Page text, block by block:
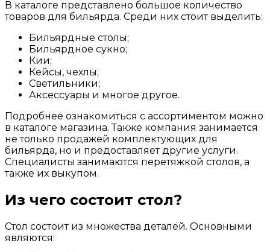
В каталоге представлено большое количество
товаров для бильярда. Среди них стоит выделить:
Бильярдные столы;
Бильярдное сукно;
Кии;
Кейсы, чехлы;
Светильники;
Аксессуары и многое другое.
Подробнее ознакомиться с ассортиментом можно
в каталоге магазина. Также компания занимается
не только продажей комплектующих для
бильярда, но и предоставляет другие услуги.
Специалисты занимаются перетяжкой столов, а
также их выкупом.
Из чего состоит стол?
Стол состоит из множества деталей. Основными
являются: